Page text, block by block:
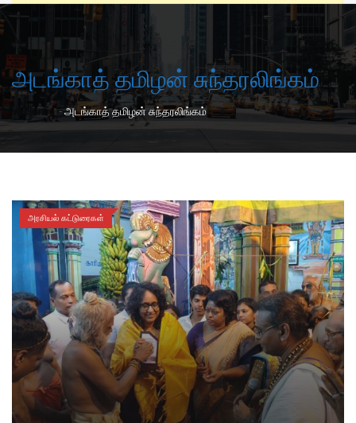
அடங்காத் தமிழன் சுந்தரலிங்கம்
Home-அடங்காத் தமிழன் சுந்தரலிங்கம்
அரசியல் கட்டுரைகள்